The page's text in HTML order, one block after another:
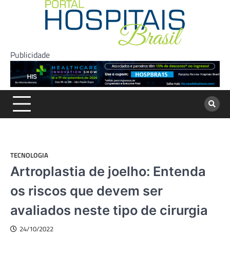
Publicidade
TECNOLOGIA
Artroplastia de joelho: Entenda
os riscos que devem ser
avaliados neste tipo de cirurgia
24/10/2022